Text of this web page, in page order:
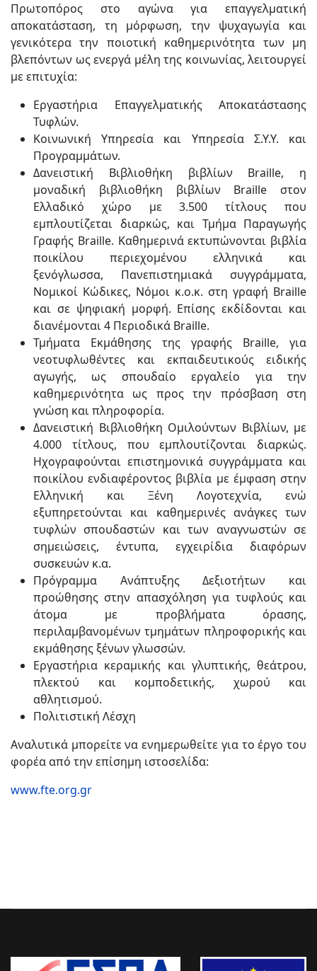
Πρωτοπόρος στο αγώνα για επαγγελματική
αποκατάσταση, τη μόρφωση, την ψυχαγωγία και
γενικότερα την ποιοτική καθημερινότητα των μη
βλεπόντων ως ενεργά μέλη της κοινωνίας, λειτουργεί
με επιτυχία:
Εργαστήρια Επαγγελματικής Αποκατάστασης
Τυφλών.
Κοινωνική Υπηρεσία και Υπηρεσία Σ.Υ.Υ. και
Προγραμμάτων.
Δανειστική Βιβλιοθήκη βιβλίων Braille, η
μοναδική βιβλιοθήκη βιβλίων Braille στον
Ελλαδικό χώρο με 3.500 τίτλους που
εμπλουτίζεται διαρκώς, και Τμήμα Παραγωγής
Γραφής Braille. Καθημερινά εκτυπώνονται βιβλία
ποικίλου περιεχομένου ελληνικά και
ξενόγλωσσα, Πανεπιστημιακά συγγράμματα,
Νομικοί Κώδικες, Νόμοι κ.ο.κ. στη γραφή Braille
και σε ψηφιακή μορφή. Επίσης εκδίδονται και
διανέμονται 4 Περιοδικά Braille.
Τμήματα Εκμάθησης της γραφής Braille, για
νεοτυφλωθέντες και εκπαιδευτικούς ειδικής
αγωγής, ως σπουδαίο εργαλείο για την
καθημερινότητα ως προς την πρόσβαση στη
γνώση και πληροφορία.
Δανειστική Βιβλιοθήκη Ομιλούντων Βιβλίων, με
4.000 τίτλους, που εμπλουτίζονται διαρκώς.
Ηχογραφούνται επιστημονικά συγγράμματα και
ποικίλου ενδιαφέροντος βιβλία με έμφαση στην
Ελληνική και Ξένη Λογοτεχνία, ενώ
εξυπηρετούνται και καθημερινές ανάγκες των
τυφλών σπουδαστών και των αναγνωστών σε
σημειώσεις, έντυπα, εγχειρίδια διαφόρων
συσκευών κ.α.
Πρόγραμμα Ανάπτυξης Δεξιοτήτων και
προώθησης στην απασχόληση για τυφλούς και
άτομα με προβλήματα όρασης,
περιλαμβανομένων τμημάτων πληροφορικής και
εκμάθησης ξένων γλωσσών.
Εργαστήρια κεραμικής και γλυπτικής, θεάτρου,
πλεκτού και κομποδετικής, χωρού και
αθλητισμού.
Πολιτιστική Λέσχη
Αναλυτικά μπορείτε να ενημερωθείτε για το έργο του
φορέα από την επίσημη ιστοσελίδα:
www.fte.org.gr